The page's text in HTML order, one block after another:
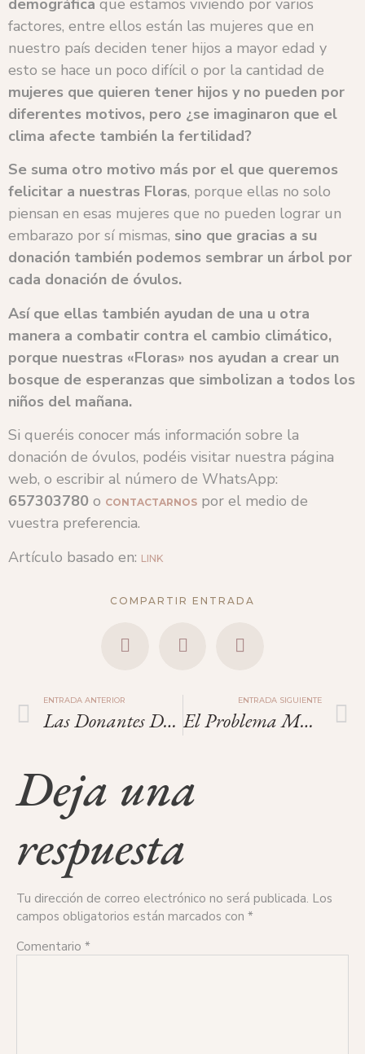
demográfica que estamos viviendo por varios
factores, entre ellos están las mujeres que en
nuestro país deciden tener hijos a mayor edad y
esto se hace un poco difícil o por la cantidad de
mujeres que quieren tener hijos y no pueden por
diferentes motivos, pero ¿se imaginaron que el
clima afecte también la fertilidad?
Se suma otro motivo más por el que queremos
felicitar a nuestras Floras, porque ellas no solo
piensan en esas mujeres que no pueden lograr un
embarazo por sí mismas, sino que gracias a su
donación también podemos sembrar un árbol por
cada donación de óvulos.
Así que ellas también ayudan de una u otra
manera a combatir contra el cambio climático,
porque nuestras «Floras» nos ayudan a crear un
bosque de esperanzas que simbolizan a todos los
niños del mañana.
Si queréis conocer más información sobre la
donación de óvulos, podéis visitar nuestra página
web, o escribir al número de WhatsApp:
657303780 o CONTACTARNOS por el medio de
vuestra preferencia.
Artículo basado en: LINK
COMPARTIR ENTRADA
ENTRADA ANTERIOR
Las Donantes De Óvulos En España Reciben Más Dinero Que En Dinamarca, Reino Unido O Finlandia
ENTRADA SIGUIENTE
El Problema Mundial De La Baja Natalidad.
Deja una
respuesta
Tu dirección de correo electrónico no será publicada. Los
campos obligatorios están marcados con *
Comentario *